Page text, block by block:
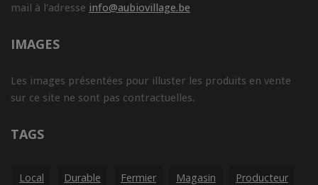
mail à l'adresse info@aubiovillage.be
IMAGES
Les images présentées pour illuster les produits en vente
sur ce site ne sont pas contractuelles.
TAGS
Local Durable Fermier Magasin Producteur